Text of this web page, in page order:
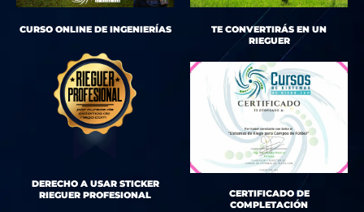
CURSO ONLINE DE INGENIERÍAS
DERECHO A USAR STICKER
RIEGUER PROFESIONAL
TE CONVERTIRÁS EN UN
RIEGUER
CERTIFICADO DE
COMPLETACIÓN